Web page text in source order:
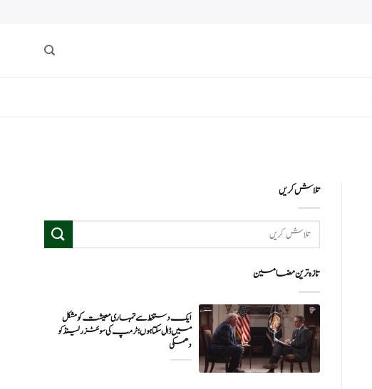
تلاش کریں
تازہ ترین مضامین
ایک دستخط سے تمہاری معیشت کو مشکل
میں ڈال سکتا ہوں؛ ٹرمپ کی سوئٹزرلینڈ کو
دھمکی